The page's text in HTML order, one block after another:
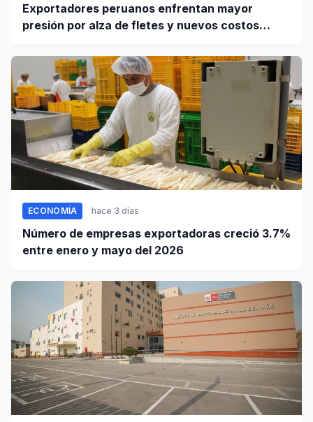
Exportadores peruanos enfrentan mayor
presión por alza de fletes y nuevos costos
ECONOMÍA hace 3 días
Número de empresas exportadoras creció 3.7%
entre enero y mayo del 2026